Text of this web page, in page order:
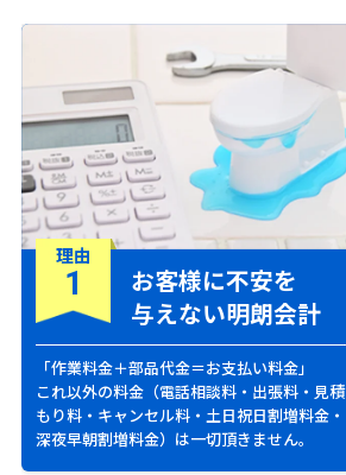
理由
1
お客様に不安を
与えない明朗会計
「作業料金＋部品代金＝お支払い料金」
これ以外の料金（電話相談料・出張料・見積
もり料・キャンセル料・土日祝日割増料金・
深夜早朝割増料金）は一切頂きません。